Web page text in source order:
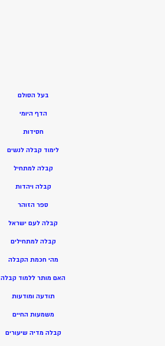
בעל הסולם
הדף היומי
חסידות
לימוד קבלה לנשים
קבלה למתחיל
קבלה ויהדות
ספר הזוהר
קבלה לעם ישראל
קבלה למתחילים
מהי חכמת הקבלה
האם מותר ללמוד קבלה
תודעה ומודעות
משמעות החיים
קבלה מדיה שיעורים